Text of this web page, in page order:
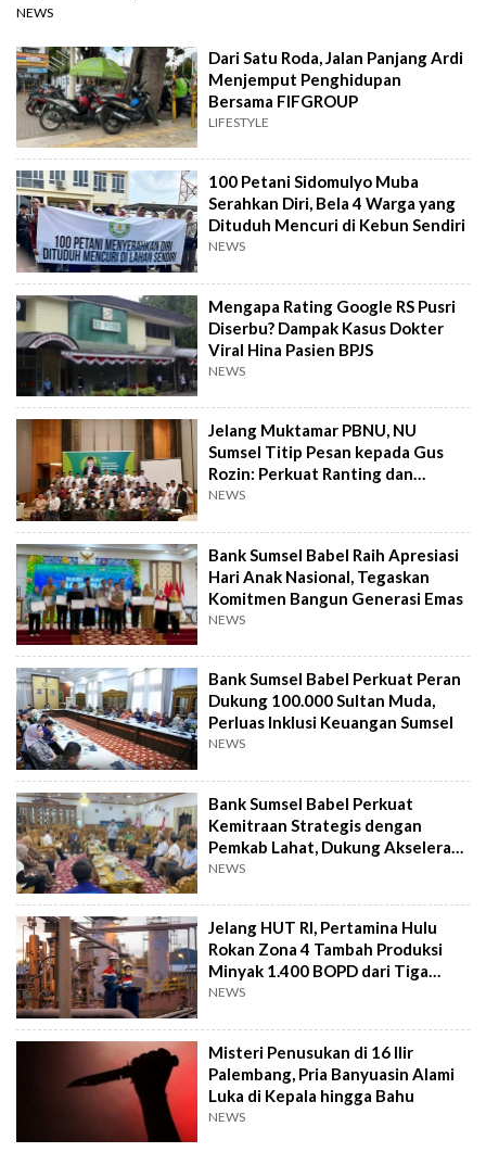
NEWS
Dari Satu Roda, Jalan Panjang Ardi
Menjemput Penghidupan
Bersama FIFGROUP
LIFESTYLE
100 Petani Sidomulyo Muba
Serahkan Diri, Bela 4 Warga yang
Dituduh Mencuri di Kebun Sendiri
NEWS
Mengapa Rating Google RS Pusri
Diserbu? Dampak Kasus Dokter
Viral Hina Pasien BPJS
NEWS
Jelang Muktamar PBNU, NU
Sumsel Titip Pesan kepada Gus
Rozin: Perkuat Ranting dan
Pesantren
NEWS
Bank Sumsel Babel Raih Apresiasi
Hari Anak Nasional, Tegaskan
Komitmen Bangun Generasi Emas
NEWS
Bank Sumsel Babel Perkuat Peran
Dukung 100.000 Sultan Muda,
Perluas Inklusi Keuangan Sumsel
NEWS
Bank Sumsel Babel Perkuat
Kemitraan Strategis dengan
Pemkab Lahat, Dukung Akselerasi
Ekonomi Daerah
NEWS
Jelang HUT RI, Pertamina Hulu
Rokan Zona 4 Tambah Produksi
Minyak 1.400 BOPD dari Tiga
Sumur Baru
NEWS
Misteri Penusukan di 16 Ilir
Palembang, Pria Banyuasin Alami
Luka di Kepala hingga Bahu
NEWS